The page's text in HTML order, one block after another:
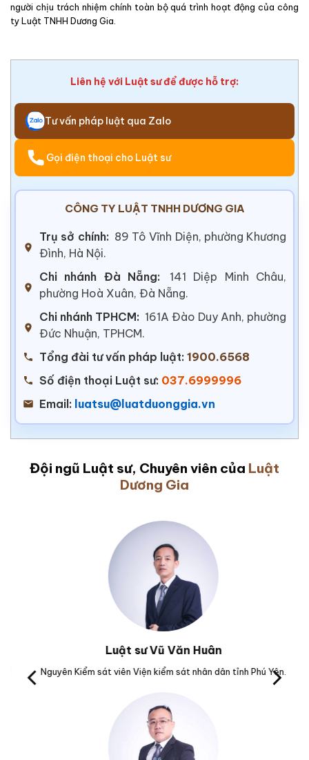
người chịu trách nhiệm chính toàn bộ quá trình hoạt động của công
ty Luật TNHH Dương Gia.
Liên hệ với Luật sư để được hỗ trợ:
Tư vấn pháp luật qua Zalo
Gọi điện thoại cho Luật sư
CÔNG TY LUẬT TNHH DƯƠNG GIA
Trụ sở chính: 89 Tô Vĩnh Diện, phường Khương
Đình, Hà Nội.
Chi nhánh Đà Nẵng:
141 Diệp Minh Châu,
phường Hoà Xuân, Đà Nẵng.
Chi nhánh TPHCM: 161A Đào Duy Anh, phường
Đức Nhuận, TPHCM.
Tổng đài tư vấn pháp luật: 1900.6568
Số điện thoại Luật sư: 037.6999996
Email: luatsu@luatduonggia.vn
Đội ngũ Luật sư, Chuyên viên của Luật
Dương Gia
Luật sư Vũ Văn Huân
Nguyên Kiểm sát viên Viện kiểm sát nhân dân tỉnh Phú Yên.